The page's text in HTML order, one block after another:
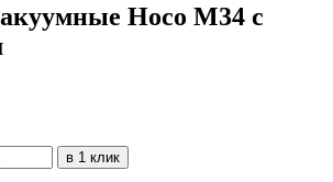
Hoco M34 с
в 1 клик